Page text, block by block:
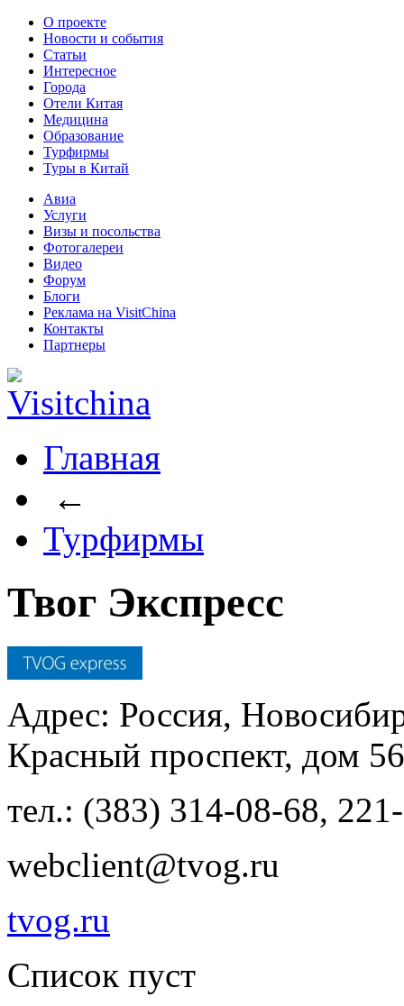
О проекте
Новости и события
Статьи
Интересное
Города
Отели Китая
Медицина
Образование
Турфирмы
Туры в Китай
Авиа
Услуги
Визы и посольства
Фотогалереи
Видео
Форум
Блоги
Реклама на VisitChina
Контакты
Партнеры
Главная
←
Турфирмы
Твог Экспресс
Адрес: Россия,
Красный проспект, дом 56
тел.: (383) 314-08-68,
webclient@tvog.ru
tvog.ru
Список пуст